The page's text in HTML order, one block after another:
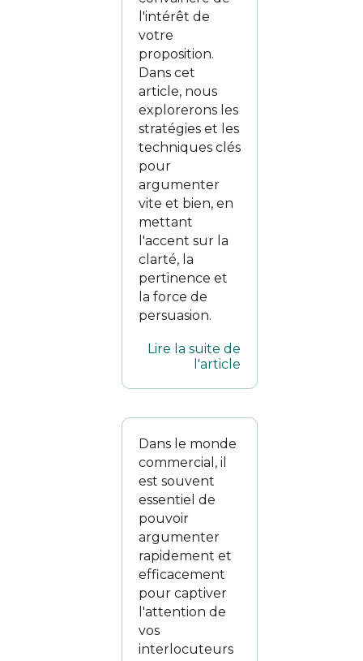
l'intérêt de
votre
proposition.
Dans cet
article, nous
explorerons les
stratégies et les
techniques clés
pour
argumenter
vite et bien, en
mettant
l'accent sur la
clarté, la
pertinence et
la force de
persuasion.
Lire la suite de
l'article
Dans le monde
commercial, il
est souvent
essentiel de
pouvoir
argumenter
rapidement et
efficacement
pour captiver
l'attention de
vos
interlocuteurs